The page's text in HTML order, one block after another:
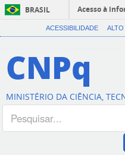
BRASIL
Acesso à
ACESSIBILIDADE
CNPq
MINISTÉRIO DA CIÊNCIA,